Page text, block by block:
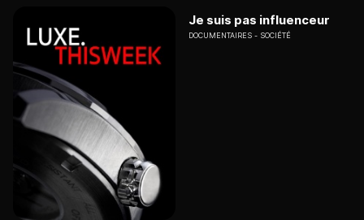
Je suis pas influenceur
DOCUMENTAIRES SOCIÉTÉ